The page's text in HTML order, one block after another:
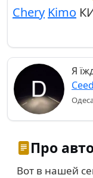
Chery Kimo
Я
Про
Вот в нашей